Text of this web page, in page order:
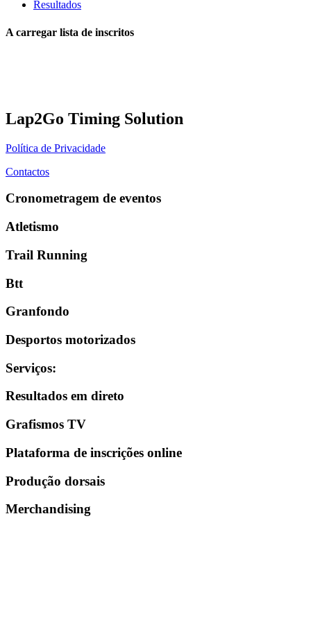
Resultados
A carregar lista de inscritos
Lap2Go Timing Solution
Política de Privacidade
Contactos
Cronometragem de eventos
Atletismo
Trail Running
Btt
Granfondo
Desportos motorizados
Serviços:
Resultados em direto
Grafismos TV
Plataforma de inscrições online
Produção dorsais
Merchandising